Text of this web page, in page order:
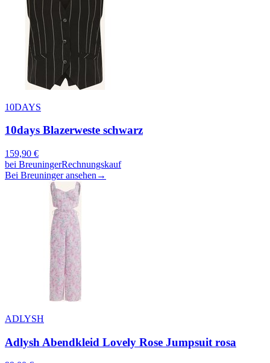
10DAYS
10days Blazerweste schwarz
159,90 €
bei BreuningerRechnungskauf
Bei Breuninger ansehen →
ADLYSH
Adlysh Abendkleid Lovely Rose Jumpsuit rosa